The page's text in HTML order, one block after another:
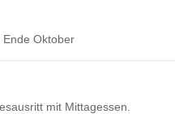
Oktober
mit Mittagessen.